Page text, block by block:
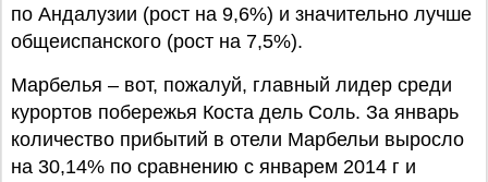
по Андалузии (рост на 9,6%) и значительно лучше
общеиспанского (рост на 7,5%).
Марбелья – вот, пожалуй, главный лидер среди
курортов побережья Коста дель Соль. За январь
количество прибытий в отели Марбельи выросло
на 30,14% по сравнению с январем 2014 г и